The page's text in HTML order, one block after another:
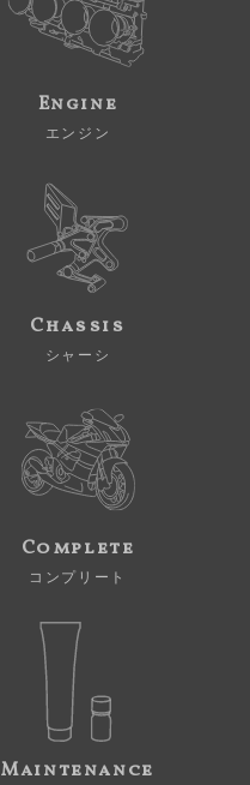
Engine
エンジン
Chassis
シャーシ
Complete
コンプリート
Maintenance